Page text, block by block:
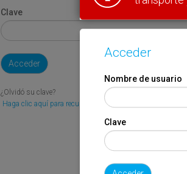
Clave
¿Olvidó su clave?
Haga clic aquí para recuperarla.
Acceder
Nombre de usuario
Clave